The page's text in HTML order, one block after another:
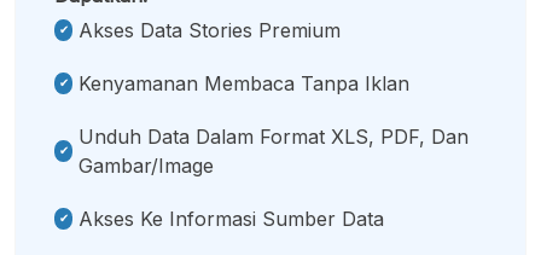
Akses Data Stories Premium
Kenyamanan Membaca Tanpa Iklan
Unduh Data Dalam Format XLS, PDF, Dan
Gambar/image
Akses Ke Informasi Sumber Data